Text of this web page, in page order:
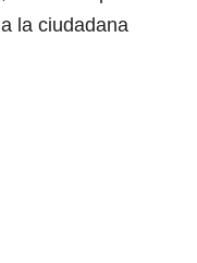
la ciudadana